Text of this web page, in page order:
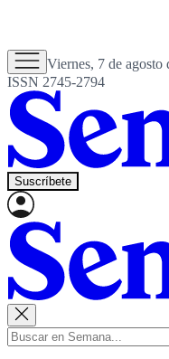
Viernes, 7 de agosto
ISSN 2745-2794
Suscríbete